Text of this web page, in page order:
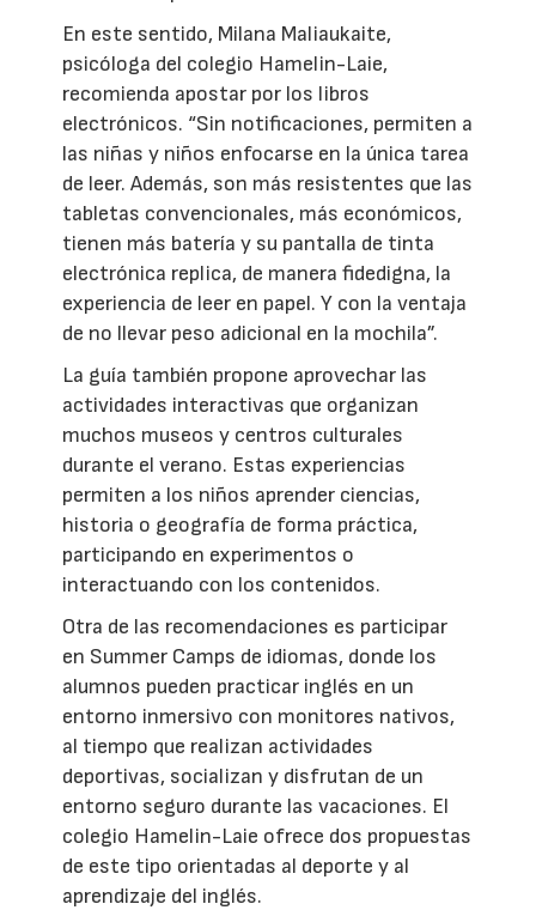
En este sentido, Milana Maliaukaite,
psicóloga del colegio Hamelin-Laie,
recomienda apostar por los libros
electrónicos. “Sin notificaciones, permiten a
las niñas y niños enfocarse en la única tarea
de leer. Además, son más resistentes que las
tabletas convencionales, más económicos,
tienen más batería y su pantalla de tinta
electrónica replica, de manera fidedigna, la
experiencia de leer en papel. Y con la ventaja
de no llevar peso adicional en la mochila”.
La guía también propone aprovechar las
actividades interactivas que organizan
muchos museos y centros culturales
durante el verano. Estas experiencias
permiten a los niños aprender ciencias,
historia o geografía de forma práctica,
participando en experimentos o
interactuando con los contenidos.
Otra de las recomendaciones es participar
en Summer Camps de idiomas, donde los
alumnos pueden practicar inglés en un
entorno inmersivo con monitores nativos,
al tiempo que realizan actividades
deportivas, socializan y disfrutan de un
entorno seguro durante las vacaciones. El
colegio Hamelin-Laie ofrece dos propuestas
de este tipo orientadas al deporte y al
aprendizaje del inglés.